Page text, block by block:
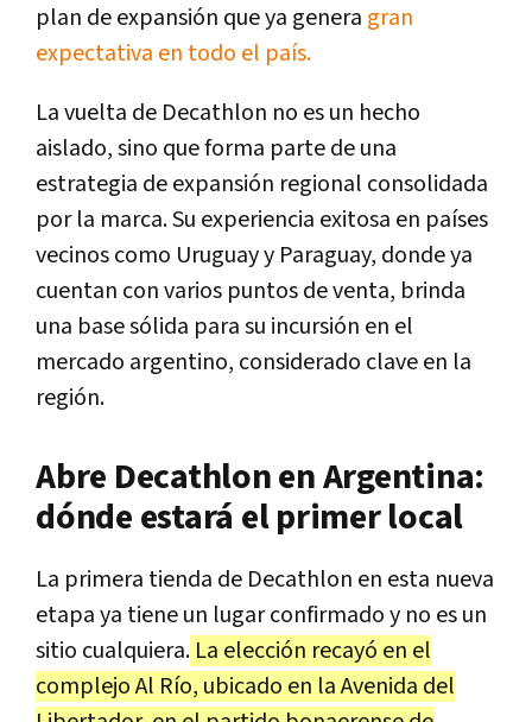
plan de expansión que ya genera gran
expectativa en todo el país.
La vuelta de Decathlon no es un hecho
aislado, sino que forma parte de una
estrategia de expansión regional consolidada
por la marca. Su experiencia exitosa en países
vecinos como Uruguay y Paraguay, donde ya
cuentan con varios puntos de venta, brinda
una base sólida para su incursión en el
mercado argentino, considerado clave en la
región.
Abre Decathlon en Argentina:
dónde estará el primer local
La primera tienda de Decathlon en esta nueva
etapa ya tiene un lugar confirmado y no es un
sitio cualquiera. La elección recayó en el
complejo Al Río, ubicado en la Avenida del